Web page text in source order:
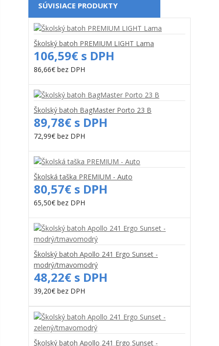
SÚVISIACE PRODUKTY
Školský batoh PREMIUM LIGHT Lama
106,59€ s DPH
86,66€ bez DPH
Školský batoh BagMaster Porto 23 B
89,78€ s DPH
72,99€ bez DPH
Školská taška PREMIUM - Auto
80,57€ s DPH
65,50€ bez DPH
Školský batoh Apollo 241 Ergo Sunset -
modrý/tmavomodrý
48,22€ s DPH
39,20€ bez DPH
Školský batoh Apollo 241 Ergo Sunset -